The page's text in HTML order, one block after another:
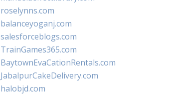
roselynns.com
balanceyoganj.com
salesforceblogs.com
TrainGames365.com
BaytownEvaCationRentals.com
JabalpurCakeDelivery.com
halobjd.com